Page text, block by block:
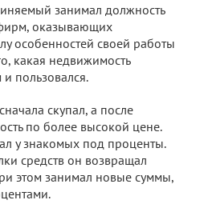
занимал должность
оказывающих
особенностей своей работы
какая недвижимость
пользовался.
скупал, а после
по более высокой цене.
у знакомых под проценты.
средств он возвращал
этом занимал новые суммы,